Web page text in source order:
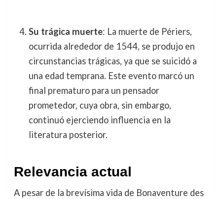
Su trágica muerte: La muerte de Périers,
ocurrida alrededor de 1544, se produjo en
circunstancias trágicas, ya que se suicidó a
una edad temprana. Este evento marcó un
final prematuro para un pensador
prometedor, cuya obra, sin embargo,
continuó ejerciendo influencia en la
literatura posterior.
Relevancia actual
A pesar de la brevísima vida de Bonaventure des